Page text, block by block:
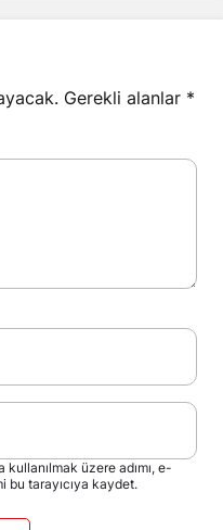
Gerekli alanlar *
kullanılmak üzere adımı, e-
bu tarayıcıya kaydet.